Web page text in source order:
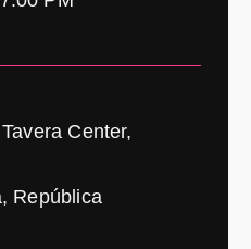
Center,
República